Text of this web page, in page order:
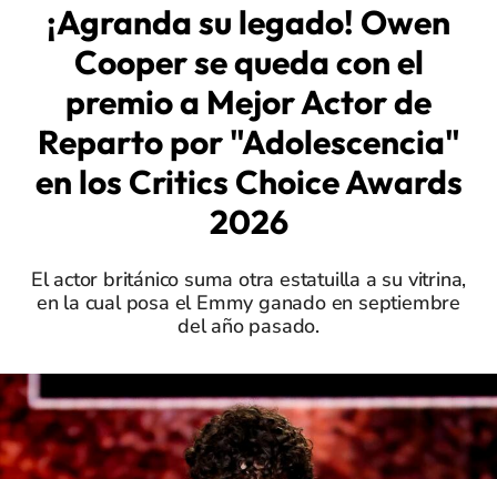
¡Agranda su legado! Owen
Cooper se queda con el
premio a Mejor Actor de
Reparto por "Adolescencia"
en los Critics Choice Awards
2026
El actor británico suma otra estatuilla a su vitrina,
en la cual posa el Emmy ganado en septiembre
del año pasado.